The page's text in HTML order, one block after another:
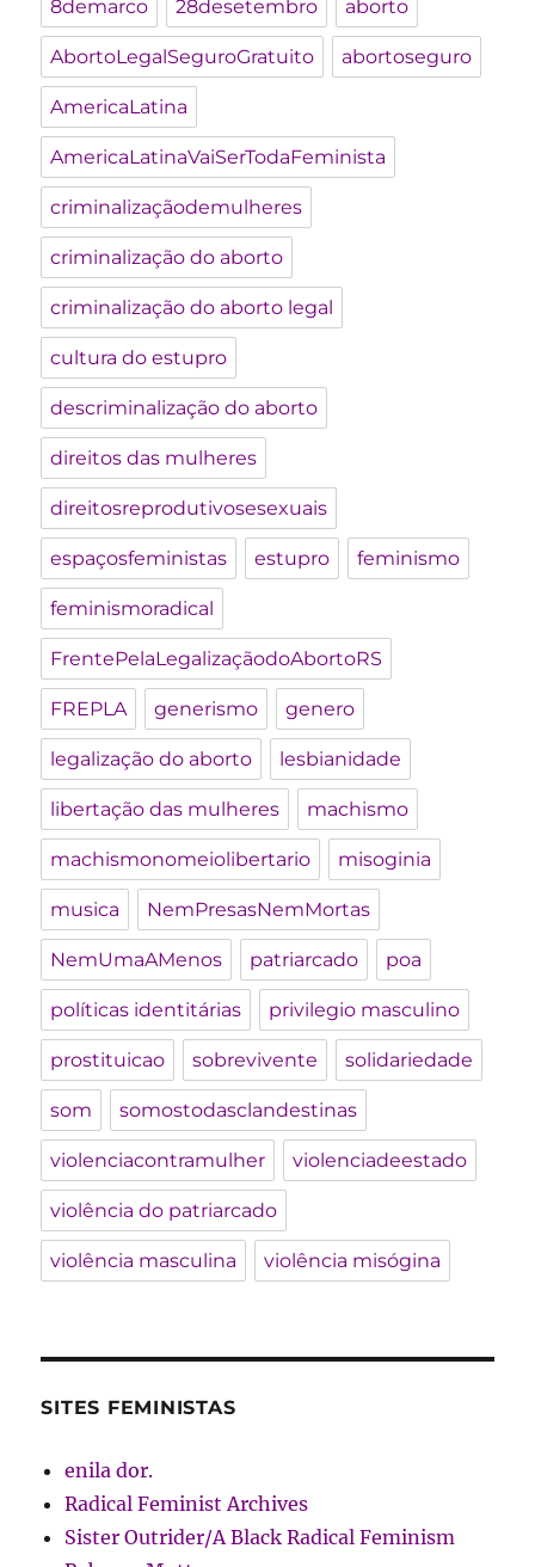
8demarco 28desetembro aborto
AbortoLegalSeguroGratuito abortoseguro
AmericaLatina
AmericaLatinaVaiSerTodaFeminista
criminalizaçãodemulheres
criminalização do aborto
criminalização do aborto legal
cultura do estupro
descriminalização do aborto
direitos das mulheres
direitosreprodutivosesexuais
espaçosfeministas estupro feminismo
feminismoradical
FrentePelaLegalizaçãodoAbortoRS
FREPLA generismo genero
legalização do aborto lesbianidade
libertação das mulheres machismo
machismonomeiolibertario misoginia
musica NemPresasNemMortas
NemUmaAMenos patriarcado poa
políticas identitárias privilegio masculino
prostituicao sobrevivente solidariedade
som somostodasclandestinas
violenciacontramulher violenciadeestado
violência do patriarcado
violência masculina violência misógina
SITES FEMINISTAS
enila dor.
Radical Feminist Archives
Sister Outrider/A Black Radical Feminism